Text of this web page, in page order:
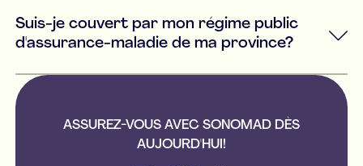
Suis-je couvert par mon régime public
d'assurance-maladie de ma province?
ASSUREZ-VOUS AVEC SONOMAD DÈS
AUJOURD'HUI!